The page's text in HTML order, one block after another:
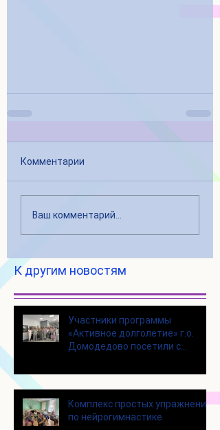
Комментарии
Ваш комментарий...
К другим новостям
Участники программы
«Активное долголетие» г.о.
Домодедово посетили с
Щелково
Комплекс простых упражнений
по нейрогимнастике